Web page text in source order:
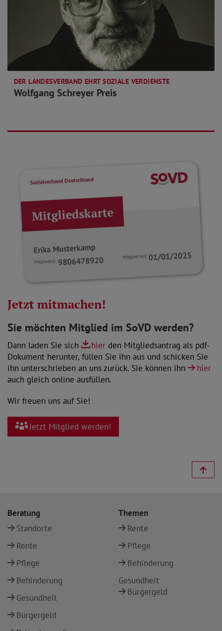
DER LANDESVERBAND EHRT SOZIALE VERDIENSTE
Wolfgang Schreyer Preis
Jetzt mitmachen!
Sie möchten Mitglied im SoVD werden?
Dann laden Sie sich hier den Mitgliedsantrag als pdf-
Dokument herunter, füllen Sie ihn aus und schicken Sie
ihn unterschrieben an uns zurück. Sie können ihn
hier
auch gleich online ausfüllen.
Wir freuen uns auf Sie!
Jetzt Mitglied werden!
Beratung
Standorte
Rente
Pflege
Behinderung
Gesundheit
Bürgergeld
Themen
Rente
Pflege
Behinderung
Gesundheit
Bürgergeld